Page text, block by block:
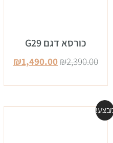
כורסא דגם G29
₪2,390.00
₪1,490.00